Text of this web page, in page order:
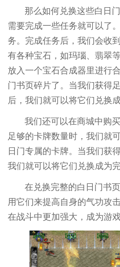
那么如何兑换这些白日
需要完成一些任务就可以了
务。完成任务后，我们会收
有各种宝石，如玛瑙、翡翠
放入一个宝石合成器里进行
门书页碎片了。当我们获得
后，我们就可以将它们兑换
我们还可以在商城中购
足够的卡牌数量时，我们就
日门专属的卡牌。当我们获
我们就可以将它们兑换成为
在兑换完整的白日门书
用它们来提高自身的气功攻
在战斗中更加强大，成为游